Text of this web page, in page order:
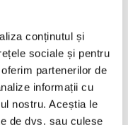
conținutul și
sociale și pentru
partenerilor de
informații cu
nostru. Aceștia le
de dvs. sau culese